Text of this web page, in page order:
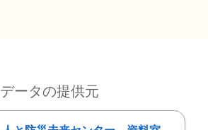
データの提供元